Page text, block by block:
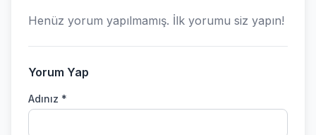
Henüz yorum yapılmamış. İlk yorumu siz yapın!
Yorum Yap
Adınız *